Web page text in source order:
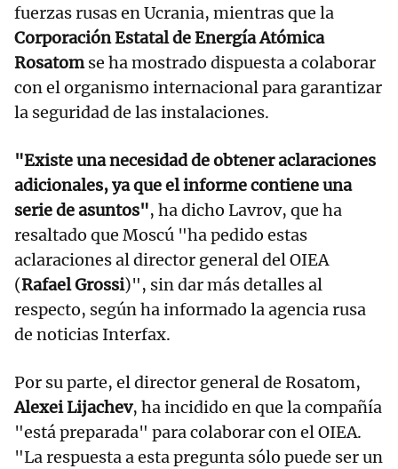
fuerzas rusas en Ucrania, mientras que la
Corporación Estatal de Energía Atómica
Rosatomse ha mostrado dispuesta a colaborar
con el organismo internacional para garantizar
la seguridad de las instalaciones.
"Existe una necesidad de obtener aclaraciones
adicionales, ya que el informe contiene una
serie de asuntos", ha dicho Lavrov, que ha
resaltado que Moscú "ha pedido estas
aclaraciones al director general del OIEA
(Rafael Grossi)", sin dar más detalles al
respecto, según ha informado la agencia rusa
de noticias Interfax.
Por su parte, el director general de Rosatom,
Alexei Lijachev, ha incidido en que la compañía
"está preparada" para colaborar con el OIEA.
"La respuesta a esta pregunta sólo puede ser un